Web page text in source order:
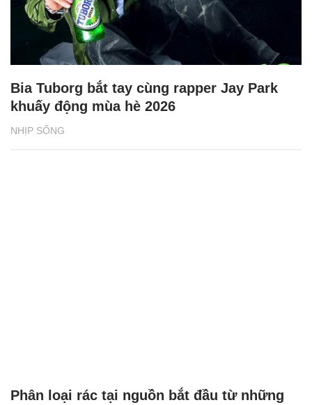
NHỊP SỐNG
Bia Tuborg bắt tay cùng rapper Jay Park
khuấy động mùa hè 2026
Phân loại rác tại nguồn bắt đầu từ những